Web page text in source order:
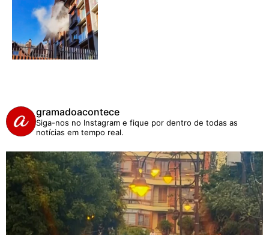
gramadoacontece
Siga-nos no Instagram e fique por dentro de todas as
notícias em tempo real.